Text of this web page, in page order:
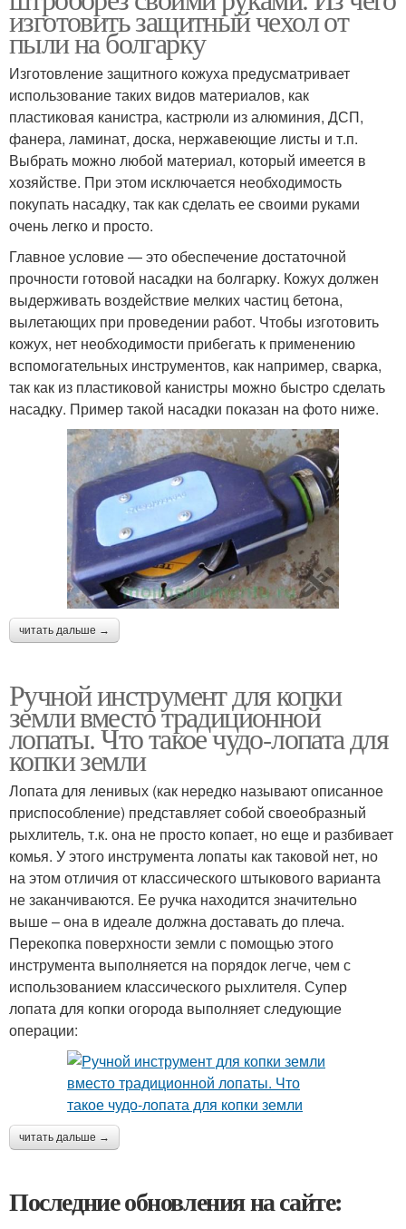
изготовить защитный чехол от
пыли на болгарку
Изготовление защитного кожуха предусматривает
использование таких видов материалов, как
пластиковая канистра, кастрюли из алюминия, ДСП,
фанера, ламинат, доска, нержавеющие листы и т.п.
Выбрать можно любой материал, который имеется в
хозяйстве. При этом исключается необходимость
покупать насадку, так как сделать ее своими руками
очень легко и просто.
Главное условие — это обеспечение достаточной
прочности готовой насадки на болгарку. Кожух должен
выдерживать воздействие мелких частиц бетона,
вылетающих при проведении работ. Чтобы изготовить
кожух, нет необходимости прибегать к применению
вспомогательных инструментов, как например, сварка,
так как из пластиковой канистры можно быстро сделать
насадку. Пример такой насадки показан на фото ниже.
читать дальше →
Ручной инструмент для копки
земли вместо традиционной
лопаты. Что такое чудо-лопата для
копки земли
Лопата для ленивых (как нередко называют описанное
приспособление) представляет собой своеобразный
рыхлитель, т.к. она не просто копает, но еще и разбивает
комья. У этого инструмента лопаты как таковой нет, но
на этом отличия от классического штыкового варианта
не заканчиваются. Ее ручка находится значительно
выше – она в идеале должна доставать до плеча.
Перекопка поверхности земли с помощью этого
инструмента выполняется на порядок легче, чем с
использованием классического рыхлителя. Супер
лопата для копки огорода выполняет следующие
операции:
читать дальше →
Последние обновления на сайте: